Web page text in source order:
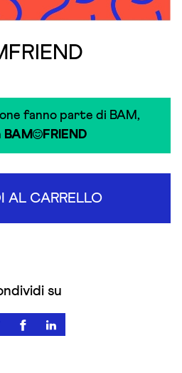
fanno parte di BAM,
BAM FRIEND
AL CARRELLO
su